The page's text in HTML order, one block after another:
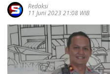
Redaksi
11 Juni 2023 21:08 WIB